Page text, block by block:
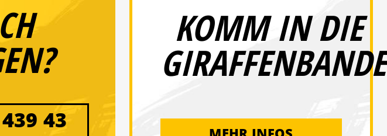
43
KOMM IN DIE
GIRAFFENBANDE